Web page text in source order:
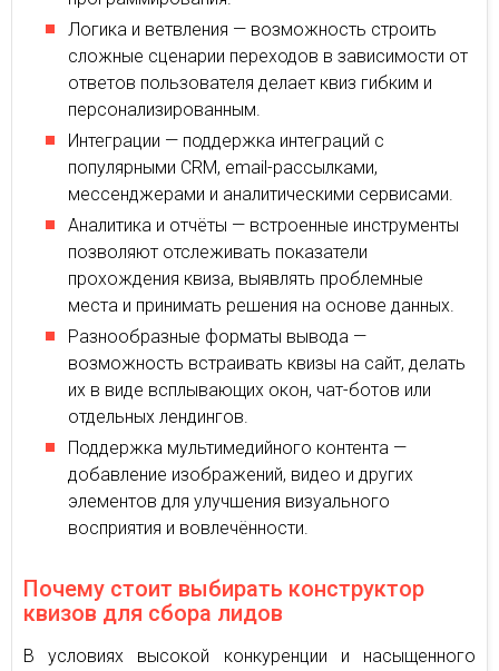
Логика и ветвления — возможность строить
сложные сценарии переходов в зависимости от
ответов пользователя делает квиз гибким и
персонализированным.
Интеграции — поддержка интеграций с
популярными CRM, email-рассылками,
мессенджерами и аналитическими сервисами.
Аналитика и отчёты — встроенные инструменты
позволяют отслеживать показатели
прохождения квиза, выявлять проблемные
места и принимать решения на основе данных.
Разнообразные форматы вывода —
возможность встраивать квизы на сайт, делать
их в виде всплывающих окон, чат-ботов или
отдельных лендингов.
Поддержка мультимедийного контента —
добавление изображений, видео и других
элементов для улучшения визуального
восприятия и вовлечённости.
Почему стоит выбирать конструктор
квизов для сбора лидов
В условиях высокой конкуренции и насыщенного